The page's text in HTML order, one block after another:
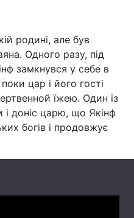
Регіони
Статті
Вакансії
родині, але був
Одного разу, під
замкнувся у себе в
цар і його гості
їжею. Один із
і доніс царю, що Якінф
богів і продовжує